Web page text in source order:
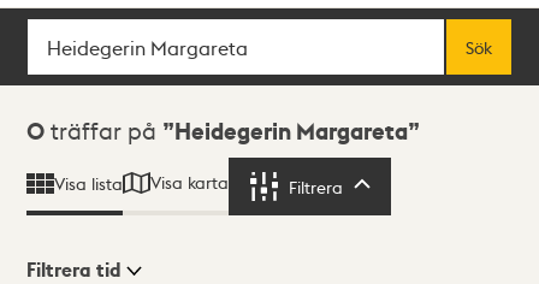
Sök
Sök
Sökresultat
0 träffar på Heidegerin Margareta
Visa lista Visa karta Filtrera
Filtrera tid